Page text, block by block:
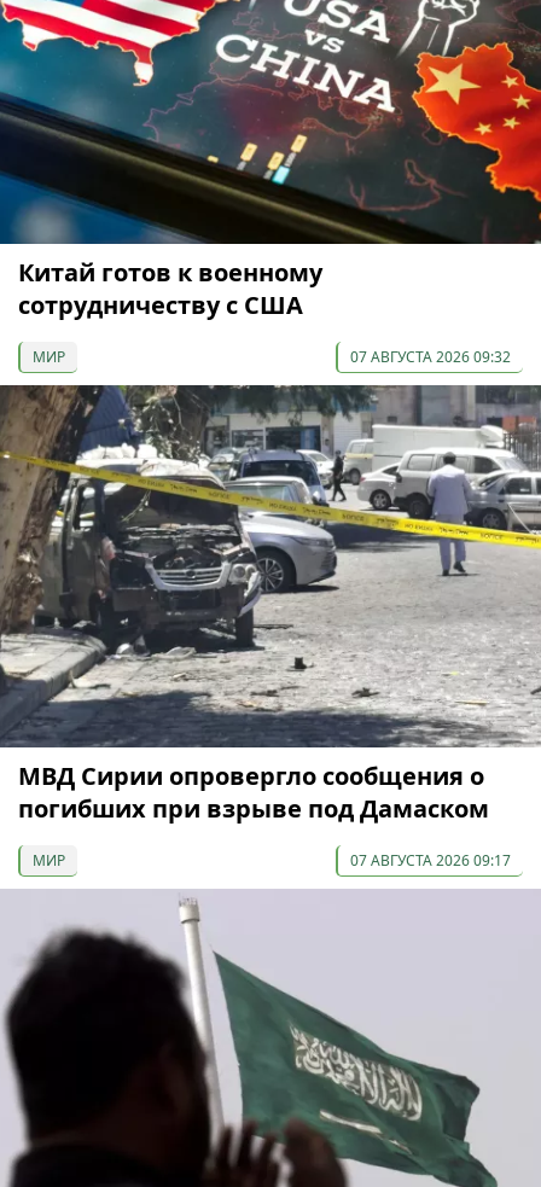
Китай готов к военному
сотрудничеству с США
МИР 07 АВГУСТА 2026 09:32
МВД Сирии опровергло сообщения о
погибших при взрыве под Дамаском
МИР 07 АВГУСТА 2026 09:17